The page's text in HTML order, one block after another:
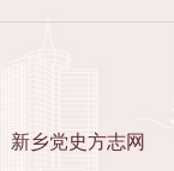
新乡党史方志网